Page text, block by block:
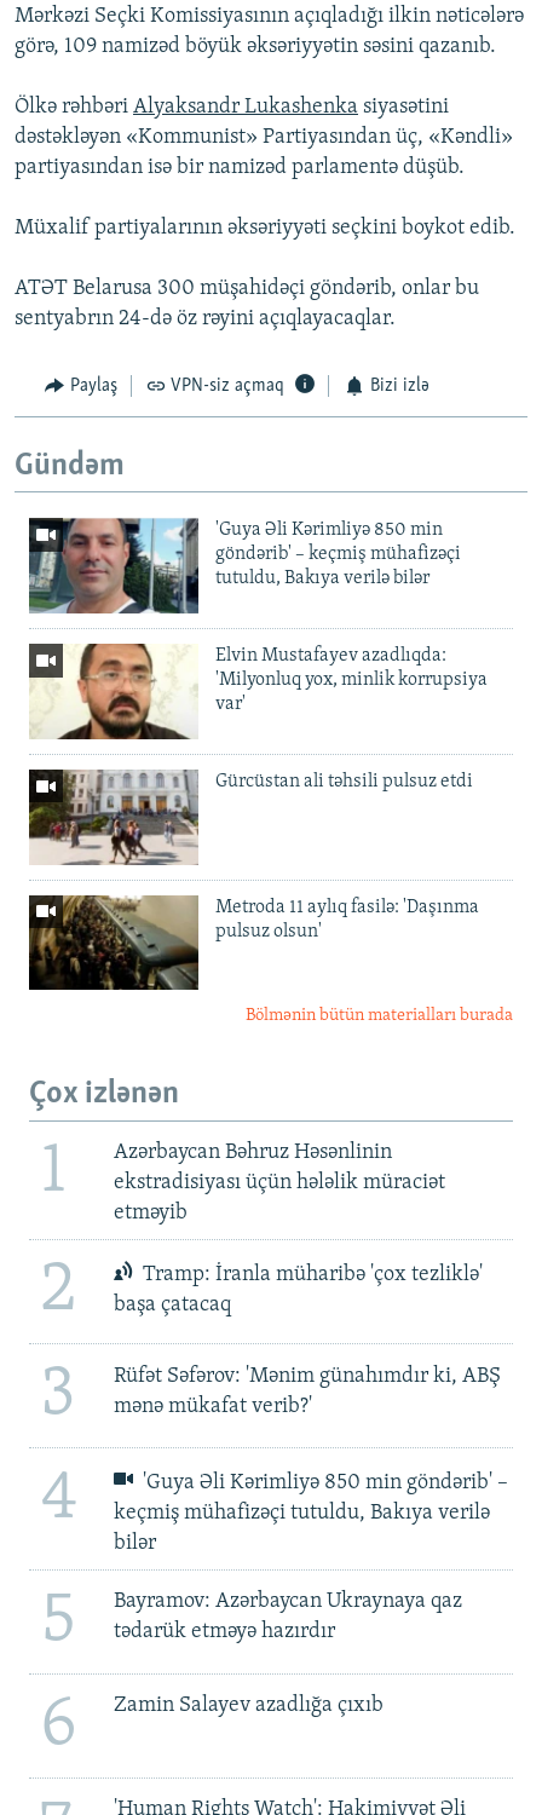
Mərkəzi Seçki Komissiyasının açıqladığı ilkin nəticələrə
görə, 109 namizəd böyük əksəriyyətin səsini qazanıb.
Ölkə rəhbəri Alyaksandr Lukashenka siyasətini
dəstəkləyən «Kommunist» Partiyasından üç, «Kəndli»
partiyasından isə bir namizəd parlamentə düşüb.
Müxalif partiyalarının əksəriyyəti seçkini boykot edib.
ATƏT Belarusa 300 müşahidəçi göndərib, onlar bu
sentyabrın 24-də öz rəyini açıqlayacaqlar.
Paylaş VPN-siz açmaq Bizi izlə
Gündəm
'Guya Əli Kərimliyə 850 min
göndərib' – keçmiş mühafizəçi
tutuldu, Bakıya verilə bilər
Elvin Mustafayev azadlıqda:
'Milyonluq yox, minlik korrupsiya
var'
Gürcüstan ali təhsili pulsuz etdi
Metroda 11 aylıq fasilə: 'Daşınma
pulsuz olsun'
Bölmənin bütün materialları burada
Çox izlənən
1
Azərbaycan Bəhruz Həsənlinin
ekstradisiyası üçün hələlik müraciət
etməyib
2
Tramp: İranla müharibə 'çox tezliklə'
başa çatacaq
3
Rüfət Səfərov: 'Mənim günahımdır ki, ABŞ
mənə mükafat verib?'
4
'Guya Əli Kərimliyə 850 min göndərib' –
keçmiş mühafizəçi tutuldu, Bakıya verilə
bilər
5
Bayramov: Azərbaycan Ukraynaya qaz
tədarük etməyə hazırdır
6 Zamin Salayev azadlığa çıxıb
'Human Rights Watch': Hakimiyyət Əli